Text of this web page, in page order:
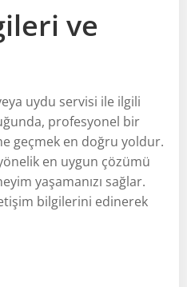
ve
uydu servisi ile ilgili
profesyonel bir
geçmek en doğru yoldur.
en uygun çözümü
yaşamanızı sağlar.
bilgilerini edinerek